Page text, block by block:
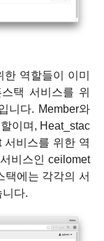
역할들이 이미
택 서비스를 위
니다. Member와
이며 , Heat_stac
서비스를 위한 역
비스인ceilomet
택에는 각각의 서
니다.